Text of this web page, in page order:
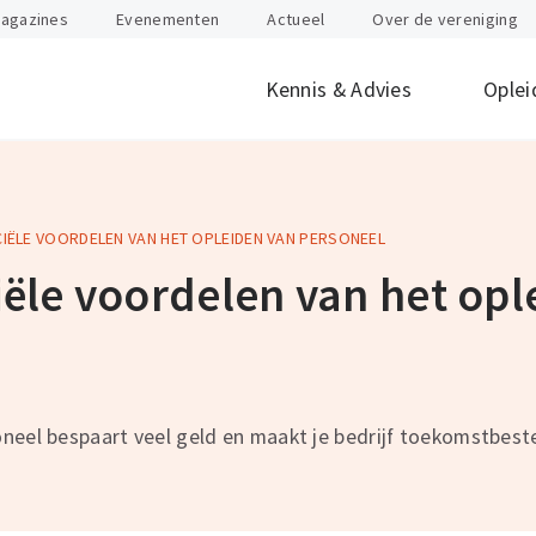
Kennis & Advies
Internationaal
ondernemen
Btw
Gevaarlijke stoffen Heftruck &
Evenementen Actueel Over de vereniging
VOORDELEN VAN HET OPLEIDEN VAN PERSONEEL
voordelen van het
bespaart veel geld en maakt je bedrijf